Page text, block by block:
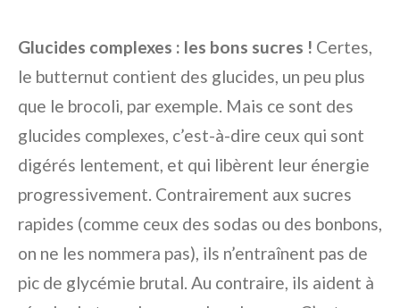
Glucides complexes : les bons sucres ! Certes,
le butternut contient des glucides, un peu plus
que le brocoli, par exemple. Mais ce sont des
glucides complexes, c’est-à-dire ceux qui sont
digérés lentement, et qui libèrent leur énergie
progressivement. Contrairement aux sucres
rapides (comme ceux des sodas ou des bonbons,
on ne les nommera pas), ils n’entraînent pas de
pic de glycémie brutal. Au contraire, ils aident à